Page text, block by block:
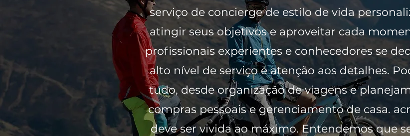
serviço de concierge de estilo de vida
atingir seus objetivos e aproveitar cada
profissionais experientes e conhecedores se
alto nível de serviço e atenção aos detalhes.
tudo, desde organização de viagens e
compras pessoais e gerenciamento de casa.
deve ser vivida ao máximo. Entendemos que